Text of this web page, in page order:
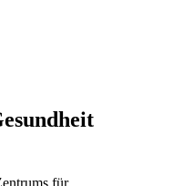
für